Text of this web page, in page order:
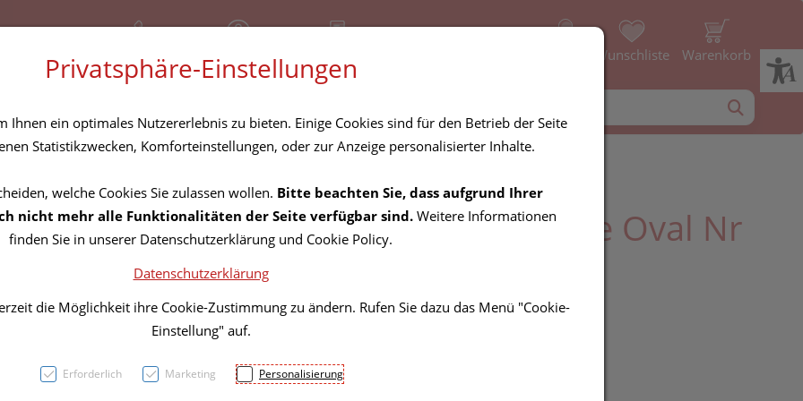
+43 (01) 3683167 Geschlossen Wunschliste Warenkorb
Gehwol Ballenringe Oval Nr
6,91 EUR
Privatsphäre-Einstellungen
Ihnen ein optimales Nutzererlebnis zu bieten. Einige Cookies sind für den Betrieb der Seite
Statistikzwecken, Komforteinstellungen, oder zur Anzeige personalisierter Inhalte.
welche Cookies Sie zulassen wollen. Bitte beachten Sie, dass aufgrund Ihrer
nicht mehr alle Funktionalitäten der Seite verfügbar sind. Weitere Informationen
finden Sie in unserer Datenschutzerklärung und Cookie Policy.
Datenschutzerklärung
die Möglichkeit ihre Cookie-Zustimmung zu ändern. Rufen Sie dazu das Menü "Cookie-
Einstellung" auf.
Erforderlich Marketing Personalisierung